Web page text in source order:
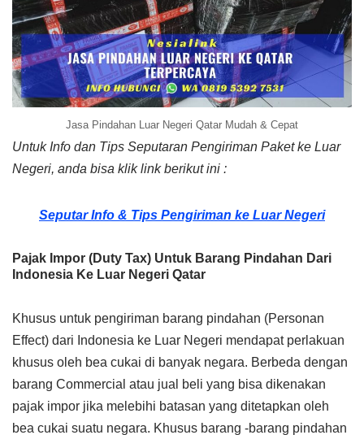
Jasa Pindahan Luar Negeri Qatar Mudah & Cepat
Untuk Info dan Tips Seputaran Pengiriman Paket ke Luar
Negeri, anda bisa klik link berikut ini :
Seputar Info & Tips Pengiriman ke Luar Negeri
Pajak Impor (Duty Tax) Untuk Barang Pindahan Dari
Indonesia Ke Luar Negeri Qatar
Khusus untuk pengiriman barang pindahan (Personan
Effect) dari Indonesia ke Luar Negeri mendapat perlakuan
khusus oleh bea cukai di banyak negara. Berbeda dengan
barang Commercial atau jual beli yang bisa dikenakan
pajak impor jika melebihi batasan yang ditetapkan oleh
bea cukai suatu negara. Khusus barang -barang pindahan